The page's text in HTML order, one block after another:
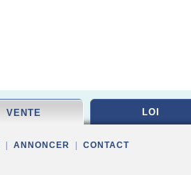
VENTE LOI
ANNONCER CONTACT